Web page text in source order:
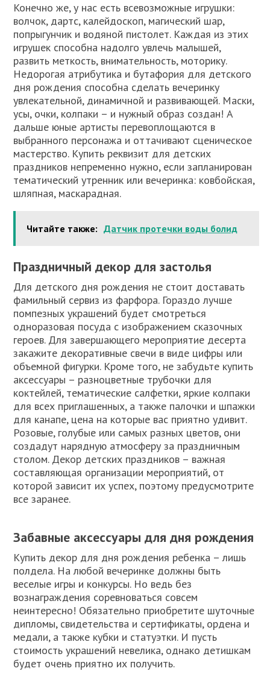
Конечно же, у нас есть всевозможные игрушки:
волчок, дартс, калейдоскоп, магический шар,
попрыгунчик и водяной пистолет. Каждая из этих
игрушек способна надолго увлечь малышей,
развить меткость, внимательность, моторику.
Недорогая атрибутика и бутафория для детского
дня рождения способна сделать вечеринку
увлекательной, динамичной и развивающей. Маски,
усы, очки, колпаки – и нужный образ создан! А
дальше юные артисты перевоплощаются в
выбранного персонажа и оттачивают сценическое
мастерство. Купить реквизит для детских
праздников непременно нужно, если запланирован
тематический утренник или вечеринка: ковбойская,
шляпная, маскарадная.
Читайте также: Датчик протечки воды болид
Праздничный декор для застолья
Для детского дня рождения не стоит доставать
фамильный сервиз из фарфора. Гораздо лучше
помпезных украшений будет смотреться
одноразовая посуда с изображением сказочных
героев. Для завершающего мероприятие десерта
закажите декоративные свечи в виде цифры или
объемной фигурки. Кроме того, не забудьте купить
аксессуары – разноцветные трубочки для
коктейлей, тематические салфетки, яркие колпаки
для всех приглашенных, а также палочки и шпажки
для канапе, цена на которые вас приятно удивит.
Розовые, голубые или самых разных цветов, они
создадут нарядную атмосферу за праздничным
столом. Декор детских праздников – важная
составляющая организации мероприятий, от
которой зависит их успех, поэтому предусмотрите
все заранее.
Забавные аксессуары для дня рождения
Купить декор для дня рождения ребенка – лишь
полдела. На любой вечеринке должны быть
веселые игры и конкурсы. Но ведь без
вознаграждения соревноваться совсем
неинтересно! Обязательно приобретите шуточные
дипломы, свидетельства и сертификаты, ордена и
медали, а также кубки и статуэтки. И пусть
стоимость украшений невелика, однако детишкам
будет очень приятно их получить.